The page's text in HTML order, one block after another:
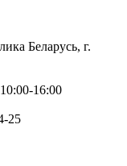
Беларусь, г.
16:00
25